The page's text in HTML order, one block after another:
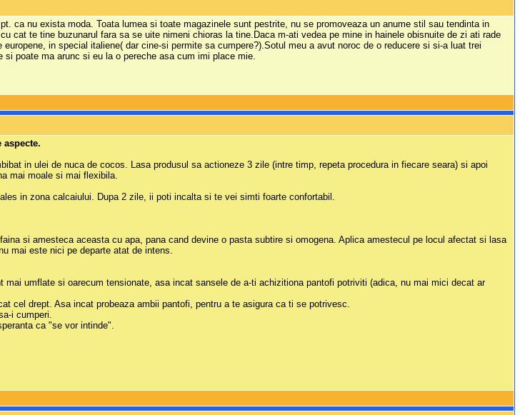
ca nu exista moda. Toata lumea si toate magazinele sunt pestrite, nu se promoveaza un anume stil sau tendinta in
cat te tine buzunarul fara sa se uite nimeni chioras la tine.Daca m-ati vedea pe mine in hainele obisnuite de zi ati rade
in special italiene( dar cine-si permite sa cumpere?).Sotul meu a avut noroc de o reducere si si-a luat trei
poate ma arunc si eu la o pereche asa cum imi place mie.
in ulei de nuca de cocos. Lasa produsul sa actioneze 3 zile (intre timp, repeta procedura in fiecare seara) si apoi
mai moale si mai flexibila.
in zona calcaiului. Dupa 2 zile, ii poti incalta si te vei simti foarte confortabil.
si amesteca aceasta cu apa, pana cand devine o pasta subtire si omogena. Aplica amestecul pe locul afectat si lasa
mai este nici pe departe atat de intens.
umflate si oarecum tensionate, asa incat sansele de a-ti achizitiona pantofi potriviti (adica, nu mai mici decat ar
cel drept. Asa incat probeaza ambii pantofi, pentru a te asigura ca ti se potrivesc.
i cumperi.
ca "se vor intinde".